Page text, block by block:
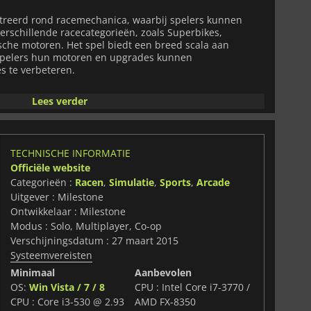
rond racemechanica, waarbij spelers kunnen
racecategorieën, zoals Superbikes,
motoren. Het spel biedt een breed scala aan
hun motoren en upgrades kunnen
te verbeteren.
verbluffend, met zeer gedetailleerde motoren die
Het geluidsontwerp van de game is ook
en audio, die de meeslependheid van de
Rideis de uitgebreide carrièremodus, waarin
coureur en zich opwerken tot een
bevat verschillende racecategorieën,
die het spel een extra dimensie geven.
modus, waarin spelers het kunnen opnemen tegen
wat een competitief element aan het spel toevoegt.
een meeslepende en realistische motorracegame die
voor zowel casual spelers als motorliefhebbers. De
motoren en circuits, de prachtige graphics en
race mechanica maken het een must voor fans van
Lees verder
TECHNISCHE INFORMATIE
Officiële website
Categorieën : Racen, Simulatie, Sports, Arcade
Uitgever : Milestone
Ontwikkelaar : Milestone
Modus : Solo, Multiplayer, Co-op
Verschijningsdatum : 27 maart 2015
Systeemvereisten
Minimaal
OS: Win Vista / 7 / 8
CPU : Core i3-530 @ 2.93
Aanbevolen
CPU : Intel Core i7-3770 /
AMD FX-8350